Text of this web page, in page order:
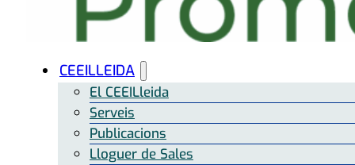
CEEILLEIDA
El CEEILleida
Serveis
Publicacions
Lloguer de Sales